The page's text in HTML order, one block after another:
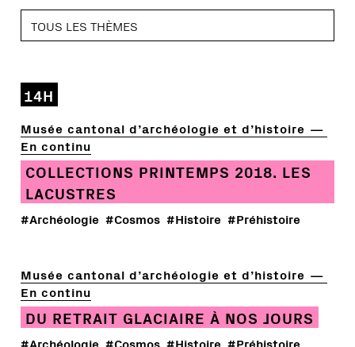
14H
Musée cantonal d’archéologie et d’histoire
En continu
COLLECTIONS PRINTEMPS 2018. LES
LACUSTRES
#Archéologie #Cosmos #Histoire #Préhistoire
Musée cantonal d’archéologie et d’histoire
En continu
DU RETRAIT GLACIAIRE À NOS JOURS
#Archéologie #Cosmos #Histoire #Préhistoire